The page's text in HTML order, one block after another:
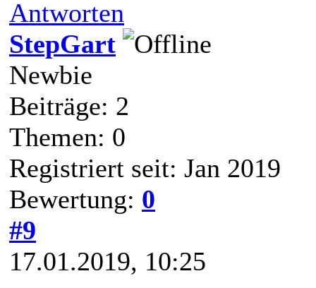
Antworten
StepGart
Newbie
Beiträge: 2
Themen: 0
Registriert seit: Jan 2019
Bewertung: 0
#9
17.01.2019, 10:25